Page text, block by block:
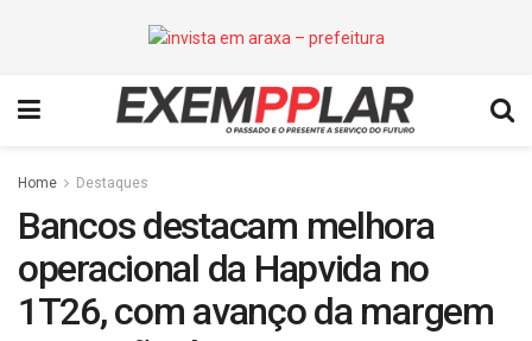
Home Destaques
Bancos destacam melhora
operacional da Hapvida no
1T26, com avanço da margem